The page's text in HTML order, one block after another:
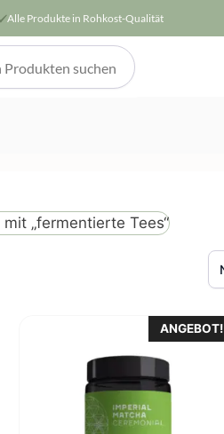
Alle Produkte in Rohkost-Qualität
„fermentierte Tees“
ANGEBOT!